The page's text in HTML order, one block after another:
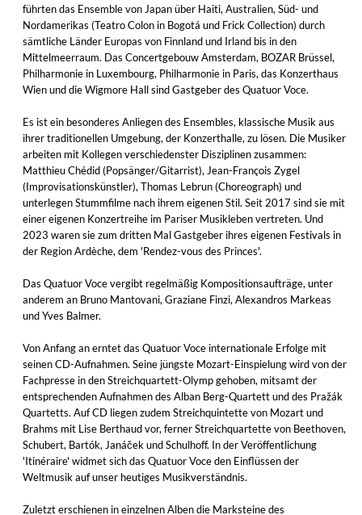
führten das Ensemble von Japan über Haiti, Australien, Süd- und
Nordamerikas (Teatro Colon in Bogotá und Frick Collection) durch
sämtliche Länder Europas von Finnland und Irland bis in den
Mittelmeerraum. Das Concertgebouw Amsterdam, BOZAR Brüssel,
Philharmonie in Luxembourg, Philharmonie in Paris, das Konzerthaus
Wien und die Wigmore Hall sind Gastgeber des Quatuor Voce.
Es ist ein besonderes Anliegen des Ensembles, klassische Musik aus
ihrer traditionellen Umgebung, der Konzerthalle, zu lösen. Die Musiker
arbeiten mit Kollegen verschiedenster Disziplinen zusammen:
Matthieu Chédid (Popsänger/Gitarrist), Jean-François Zygel
(Improvisationskünstler), Thomas Lebrun (Choreograph) und
unterlegen Stummfilme nach ihrem eigenen Stil. Seit 2017 sind sie mit
einer eigenen Konzertreihe im Pariser Musikleben vertreten. Und
2023 waren sie zum dritten Mal Gastgeber ihres eigenen Festivals in
der Region Ardèche, dem 'Rendez-vous des Princes'.
Das Quatuor Voce vergibt regelmäßig Kompositionsaufträge, unter
anderem an Bruno Mantovani, Graziane Finzi, Alexandros Markeas
und Yves Balmer.
Von Anfang an erntet das Quatuor Voce internationale Erfolge mit
seinen CD-Aufnahmen. Seine jüngste Mozart-Einspielung wird von der
Fachpresse in den Streichquartett-Olymp gehoben, mitsamt der
entsprechenden Aufnahmen des Alban Berg-Quartett und des Pražák
Quartetts. Auf CD liegen zudem Streichquintette von Mozart und
Brahms mit Lise Berthaud vor, ferner Streichquartette von Beethoven,
Schubert, Bartók, Janáček und Schulhoff. In der Veröffentlichung
'Itinéraire' widmet sich das Quatuor Voce den Einflüssen der
Weltmusik auf unser heutiges Musikverständnis.
Zuletzt erschienen in einzelnen Alben die Marksteine des